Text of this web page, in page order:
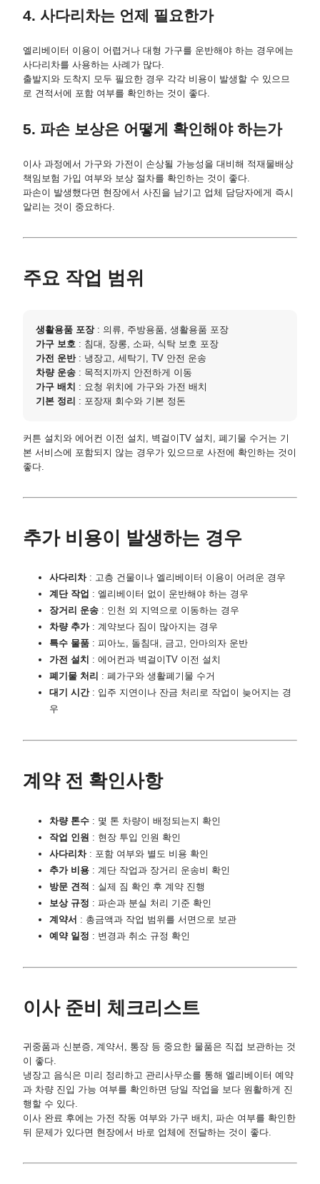
4. 사다리차는 언제 필요한가
엘리베이터 이용이 어렵거나 대형 가구를 운반해야 하는 경우에는
사다리차를 사용하는 사례가 많다.
출발지와 도착지 모두 필요한 경우 각각 비용이 발생할 수 있으므
로 견적서에 포함 여부를 확인하는 것이 좋다.
5. 파손 보상은 어떻게 확인해야 하는가
이사 과정에서 가구와 가전이 손상될 가능성을 대비해 적재물배상
책임보험 가입 여부와 보상 절차를 확인하는 것이 좋다.
파손이 발생했다면 현장에서 사진을 남기고 업체 담당자에게 즉시
알리는 것이 중요하다.
주요 작업 범위
생활용품 포장: 의류, 주방용품, 생활용품 포장
가구 보호 : 침대, 장롱, 소파, 식탁 보호 포장
가전 운반: 냉장고, 세탁기, TV 안전 운송
차량 운송 : 목적지까지 안전하게 이동
가구 배치 : 요청 위치에 가구와 가전 배치
기본 정리 : 포장재 회수와 기본 정돈
커튼 설치와 에어컨 이전 설치, 벽걸이TV 설치, 폐기물 수거는 기
본 서비스에 포함되지 않는 경우가 있으므로 사전에 확인하는 것이
좋다.
추가 비용이 발생하는 경우
사다리차: 고층 건물이나 엘리베이터 이용이 어려운 경우
계단 작업 : 엘리베이터 없이 운반해야 하는 경우
장거리 운송 : 인천 외 지역으로 이동하는 경우
차량 추가: 계약보다 짐이 많아지는 경우
특수 물품 : 피아노, 돌침대, 금고, 안마의자 운반
가전 설치 : 에어컨과 벽걸이TV 이전 설치
폐기물 처리 : 폐가구와 생활폐기물 수거
대기 시간: 입주 지연이나 잔금 처리로 작업이 늦어지는 경
우
계약 전 확인사항
차량 톤수 : 몇 톤 차량이 배정되는지 확인
작업 인원 : 현장 투입 인원 확인
사다리차: 포함 여부와 별도 비용 확인
추가 비용 : 계단 작업과 장거리 운송비 확인
방문 견적 : 실제 짐 확인 후 계약 진행
보상 규정 : 파손과 분실 처리 기준 확인
계약서 : 총금액과 작업 범위를 서면으로 보관
예약 일정 : 변경과 취소 규정 확인
이사 준비 체크리스트
귀중품과 신분증, 계약서, 통장 등 중요한 물품은 직접 보관하는 것
이 좋다.
냉장고 음식은 미리 정리하고 관리사무소를 통해 엘리베이터 예약
과 차량 진입 가능 여부를 확인하면 당일 작업을 보다 원활하게 진
행할 수 있다.
이사 완료 후에는 가전 작동 여부와 가구 배치, 파손 여부를 확인한
뒤 문제가 있다면 현장에서 바로 업체에 전달하는 것이 좋다.